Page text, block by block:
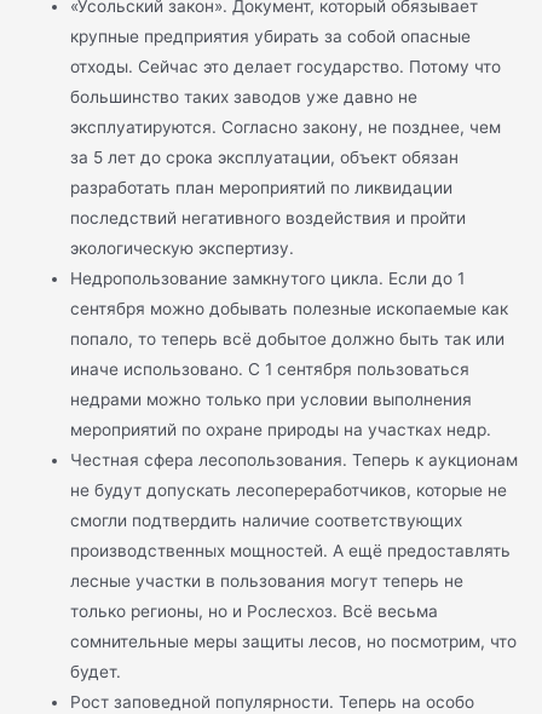
«Усольский закон». Документ, который обязывает
крупные предприятия убирать за собой опасные
отходы. Сейчас это делает государство. Потому что
большинство таких заводов уже давно не
эксплуатируются. Согласно закону, не позднее, чем
за 5 лет до срока эксплуатации, объект обязан
разработать план мероприятий по ликвидации
последствий негативного воздействия и пройти
экологическую экспертизу.
Недропользование замкнутого цикла. Если до 1
сентября можно добывать полезные ископаемые как
попало, то теперь всё добытое должно быть так или
иначе использовано. С 1 сентября пользоваться
недрами можно только при условии выполнения
мероприятий по охране природы на участках недр.
Честная сфера лесопользования. Теперь к аукционам
не будут допускать лесопереработчиков, которые не
смогли подтвердить наличие соответствующих
производственных мощностей. А ещё предоставлять
лесные участки в пользования могут теперь не
только регионы, но и Рослесхоз. Всё весьма
сомнительные меры защиты лесов, но посмотрим, что
будет.
Рост заповедной популярности. Теперь на особо